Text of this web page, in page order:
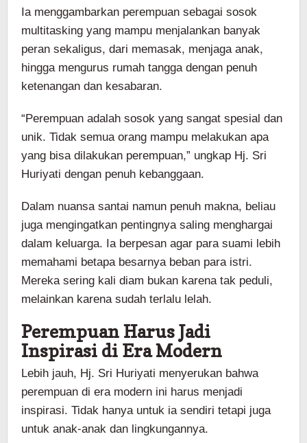
Ia menggambarkan perempuan sebagai sosok
multitasking yang mampu menjalankan banyak
peran sekaligus, dari memasak, menjaga anak,
hingga mengurus rumah tangga dengan penuh
ketenangan dan kesabaran.
“Perempuan adalah sosok yang sangat spesial dan
unik. Tidak semua orang mampu melakukan apa
yang bisa dilakukan perempuan,” ungkap Hj. Sri
Huriyati dengan penuh kebanggaan.
Dalam nuansa santai namun penuh makna, beliau
juga mengingatkan pentingnya saling menghargai
dalam keluarga. Ia berpesan agar para suami lebih
memahami betapa besarnya beban para istri.
Mereka sering kali diam bukan karena tak peduli,
melainkan karena sudah terlalu lelah.
Perempuan Harus Jadi
Inspirasi di Era Modern
Lebih jauh, Hj. Sri Huriyati menyerukan bahwa
perempuan di era modern ini harus menjadi
inspirasi. Tidak hanya untuk ia sendiri tetapi juga
untuk anak-anak dan lingkungannya.